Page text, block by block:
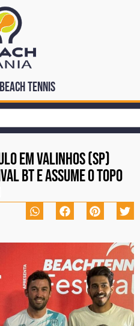
Tennis
em Valinhos (SP)
BT e assume o topo